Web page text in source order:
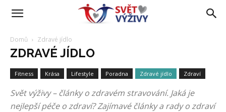
Domů Zdravé jídlo
ZDRAVÉ JÍDLO
Fitness Krása Lifestyle Poradna Zdravé jídlo Zdraví
Svět výživy – články o zdravém stravování. Jaká je
nejlepší péče o zdraví? Zajímavé články a rady o zdraví